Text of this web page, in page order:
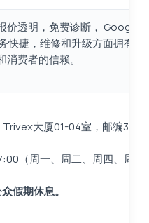
价透明，免费诊断， Google
捷，维修和升级方面拥有丰
费者的信赖。
大厦01-04室，邮编
（周一、周二、周四、周五
假期休息。